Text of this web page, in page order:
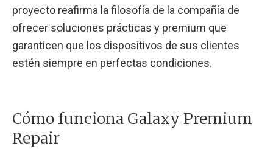
proyecto reafirma la filosofía de la compañía de
ofrecer soluciones prácticas y premium que
garanticen que los dispositivos de sus clientes
estén siempre en perfectas condiciones.
Cómo funciona Galaxy Premium
Repair